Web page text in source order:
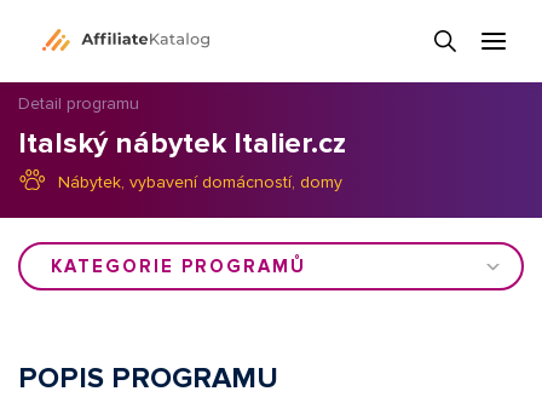
Detail programu
Italský nábytek Italier.cz
Nábytek, vybavení domácností, domy
KATEGORIE PROGRAMŮ
POPIS PROGRAMU